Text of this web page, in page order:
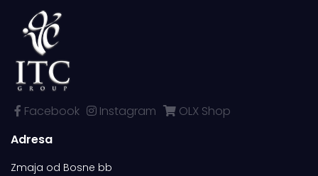
Facebook Instagram
OLX Shop
Adresa
Zmaja od Bosne bb